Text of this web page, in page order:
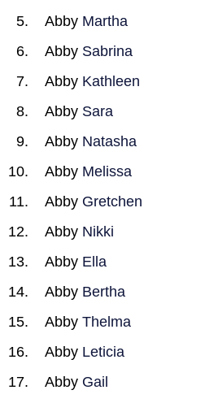
Abby Martha
Abby Sabrina
Abby Kathleen
Abby Sara
Abby Natasha
Abby Melissa
Abby Gretchen
Abby Nikki
Abby Ella
Abby Bertha
Abby Thelma
Abby Leticia
Abby Gail